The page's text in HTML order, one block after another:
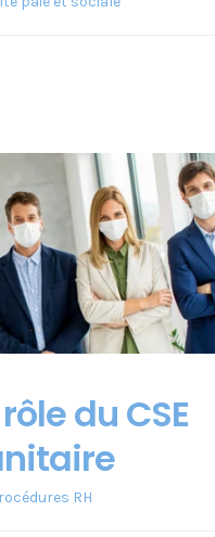
du CSE
RH